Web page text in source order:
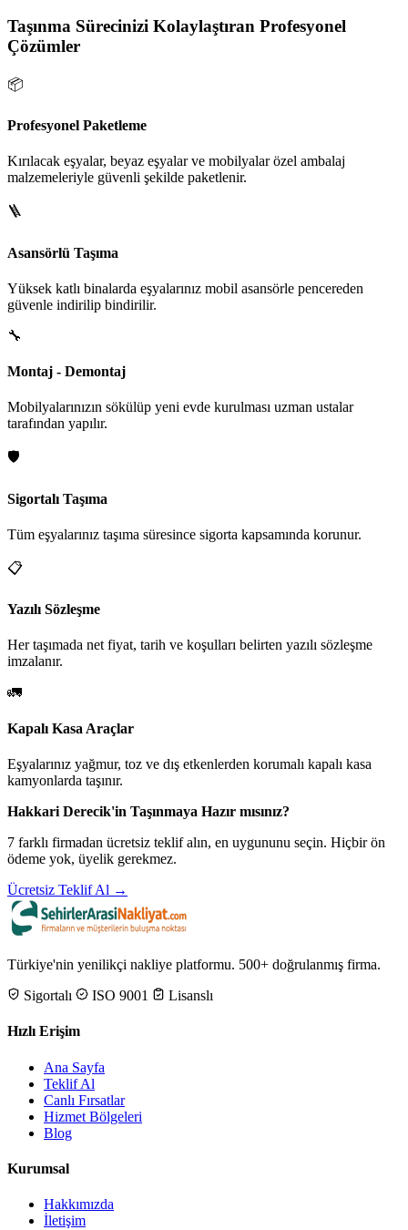
Taşınma Sürecinizi Kolaylaştıran Profesyonel
Çözümler
📦
Profesyonel Paketleme
Kırılacak eşyalar, beyaz eşyalar ve mobilyalar özel ambalaj
malzemeleriyle güvenli şekilde paketlenir.
🪜
Asansörlü Taşıma
Yüksek katlı binalarda eşyalarınız mobil asansörle pencereden
güvenle indirilip bindirilir.
🔧
Montaj - Demontaj
Mobilyalarınızın sökülüp yeni evde kurulması uzman ustalar
tarafından yapılır.
🛡️
Sigortalı Taşıma
Tüm eşyalarınız taşıma süresince sigorta kapsamında korunur.
📋
Yazılı Sözleşme
Her taşımada net fiyat, tarih ve koşulları belirten yazılı sözleşme
imzalanır.
🚛
Kapalı Kasa Araçlar
Eşyalarınız yağmur, toz ve dış etkenlerden korumalı kapalı kasa
kamyonlarda taşınır.
Hakkari Derecik'in Taşınmaya Hazır mısınız?
7 farklı firmadan ücretsiz teklif alın, en uygununu seçin. Hiçbir ön
ödeme yok, üyelik gerekmez.
Ücretsiz Teklif Al →
Türkiye'nin yenilikçi nakliye platformu. 500+ doğrulanmış firma.
Sigortalı
ISO 9001 Lisanslı
Hızlı Erişim
Ana Sayfa
Teklif Al
Canlı Fırsatlar
Hizmet Bölgeleri
Blog
Kurumsal
Hakkımızda
İletişim